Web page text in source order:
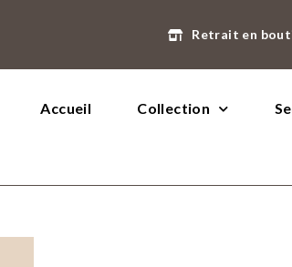
Retrait en
Accueil Collection